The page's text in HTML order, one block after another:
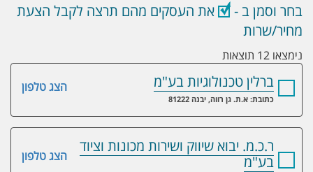
בחר וסמן ב -
את העסקים מהם תרצה לקבל הצעת
מחיר/שרות
נימצאו 12 תוצאות
הצג טלפון ברלין טכנולוגיות בע"מ
כתובת: א.ת. גן רווה, יבנה 81222
הצג טלפון
ר.כ.מ. יבוא שיווק ושירות מכונות וציוד
בע"מ